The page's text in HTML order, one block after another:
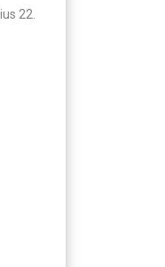
22.